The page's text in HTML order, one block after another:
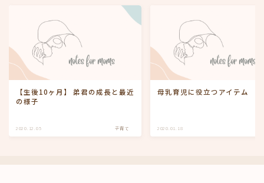
【生後10ヶ月】 弟君の成長と最近
の様子
2020.12.05 子育て
母乳育児に役立つアイテム
2020.01.18